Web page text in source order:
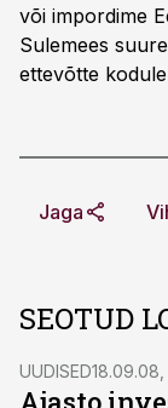
või impordime
Sulemees
ettevõtte
Jaga
SEOTUD
UUDISED18.09.08,